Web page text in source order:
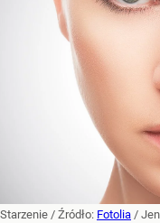
Starzenie / Źródło: Fotolia /